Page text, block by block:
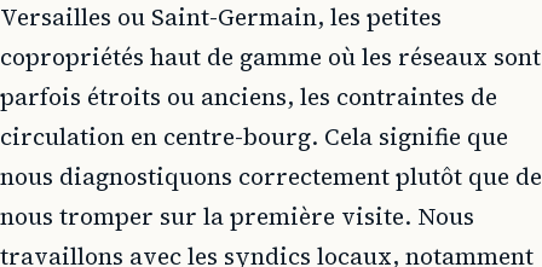
Versailles ou Saint-Germain, les petites
copropriétés haut de gamme où les réseaux sont
parfois étroits ou anciens, les contraintes de
circulation en centre-bourg. Cela signifie que
nous diagnostiquons correctement plutôt que de
nous tromper sur la première visite. Nous
travaillons avec les syndics locaux, notamment